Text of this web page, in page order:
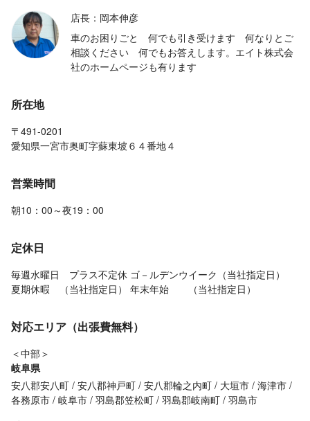
店長：岡本伸彦
車のお困りごと 何でも引き受けます 何なりとご
相談ください 何でもお答えします。エイト株式会
社のホームページも有ります
所在地
〒491-0201
愛知県一宮市奥町字蘇東坡６４番地４
営業時間
朝10：00～夜19：00
定休日
毎週水曜日 プラス不定休 ゴ－ルデンウイーク（当社指定日）
夏期休暇 （当社指定日） 年末年始 （当社指定日）
対応エリア（出張費無料）
＜中部＞
岐阜県
安八郡安八町 安八郡神戸町 安八郡輪之内町 大垣市 海津市
各務原市 岐阜市 羽島郡笠松町 羽島郡岐南町 羽島市